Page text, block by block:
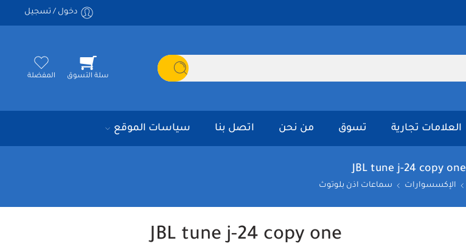
دخول / تسجيل
سلة التسوق المفضلة
العلامات تجارية تسوق من نحن اتصل بنا سياسات الموقع
JBL tune j-24 copy one
الإكسسوارات سماعات اذن بلوتوث
JBL tune j-24 copy one